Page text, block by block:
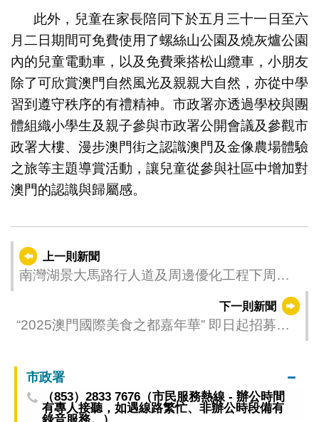
此外，兒童在家長陪同下於五月三十一日至六
月二日期間可免費使用了螺絲山公園及燒灰爐公園
內的兒童電動車，以及免費乘搭松山纜車，小朋友
除了可欣賞澳門自然風光及親親大自然，亦從中學
習到遵守秩序的有禮精神。市政署亦透過學校與團
體組織小學生及親子參與市政署公開會議及參觀市
政署大樓、漫步澳門街之認識澳門及金像農場體驗
之旅等主題導賞活動，讓兒童從參與社區中增加對
澳門的認識與歸屬感。
上一則新聞
南灣湖景大馬路行人道及周邊優化工程下周一
下一則新聞
“2025澳門國際美食之都嘉年華” 即日起招募澳
市政署
（853）2833 7676（市民服務熱線 - 辦公時間
有專人接聽，如遇線路繁忙、非辦公時段備有